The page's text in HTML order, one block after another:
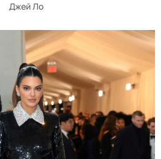
Джей Ло